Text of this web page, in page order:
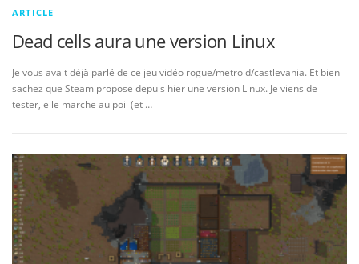
ARTICLE
Dead cells aura une version Linux
Je vous avait déjà parlé de ce jeu vidéo rogue/metroid/castlevania. Et bien
sachez que Steam propose depuis hier une version Linux. Je viens de
tester, elle marche au poil (et …